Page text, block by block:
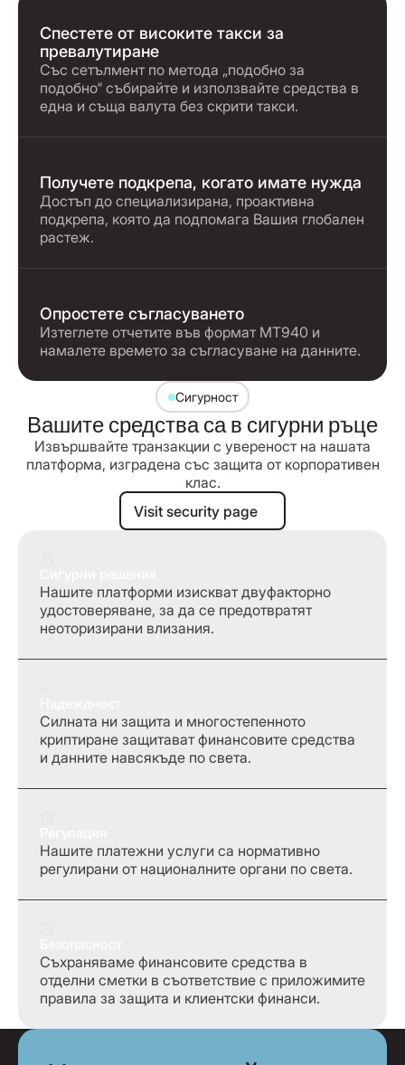
Спестете от високите такси за
превалутиране
Със сетълмент по метода „подобно за
подобно“ събирайте и използвайте средства в
една и съща валута без скрити такси.
Получете подкрепа, когато имате нужда
Достъп до специализирана, проактивна
подкрепа, която да подпомага Вашия глобален
растеж.
Опростете съгласуването
Изтеглете отчетите във формат MT940 и
намалете времето за съгласуване на данните.
Сигурност
Вашите средства са в сигурни ръце
Извършвайте транзакции с увереност на нашата
платформа, изградена със защита от корпоративен
клас.
Visit security page
Visit security page
Нашите платформи изискват двуфакторно
удостоверяване, за да се предотвратят
неоторизирани влизания.
Силната ни защита и многостепенното
криптиране защитават финансовите средства
и данните навсякъде по света.
Нашите платежни услуги са нормативно
регулирани от националните органи по света.
Съхраняваме финансовите средства в
отделни сметки в съответствие с приложимите
правила за защита и клиентски финанси.